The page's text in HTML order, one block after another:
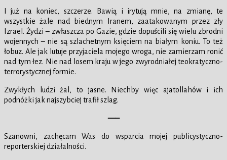
I już na koniec, szczerze. Bawią i irytują mnie, na zmianę, te
wszystkie żale nad biednym Iranem, zaatakowanym przez zły
Izrael. Żydzi – zwłaszcza po Gazie, gdzie dopuścili się wielu zbrodni
wojennych – nie są szlachetnym księciem na białym koniu. To też
łobuz. Ale jak lutuje przyjaciela mojego wroga, nie zamierzam ronić
nad tym łez. Nie nad losem kraju w jego zwyrodniałej teokratyczno-
terrorystycznej formie.
Zwykłych ludzi żal, to jasne. Niechby więc ajatollahów i ich
podnóżki jak najszybciej trafił szlag.
—–
Szanowni, zachęcam Was do wsparcia mojej publicystyczno-
reporterskiej działalności.